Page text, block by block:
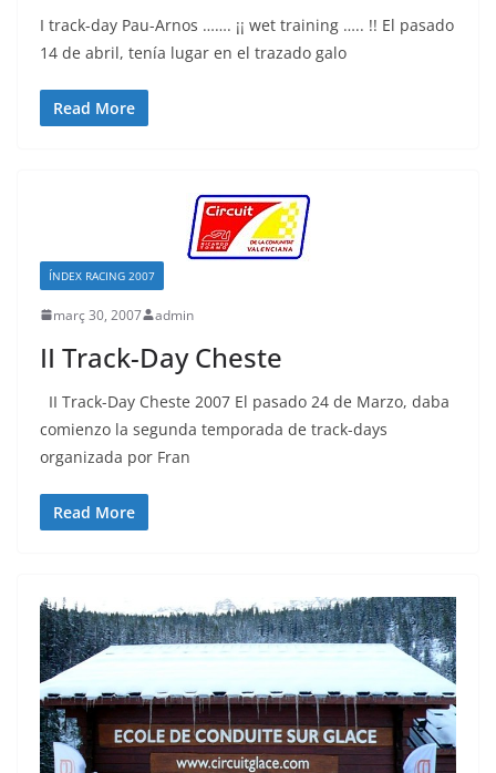
I track-day Pau-Arnos ……. ¡¡ wet training ….. !! El pasado
14 de abril, tenía lugar en el trazado galo
Read More
ÍNDEX RACING 2007
març 30, 2007 admin
II Track-Day Cheste
II Track-Day Cheste 2007 El pasado 24 de Marzo, daba
comienzo la segunda temporada de track-days
organizada por Fran
Read More